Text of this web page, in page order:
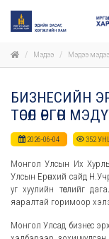
Мэдээ Мэдээ
БИЗНЕСИЙН
ТӨСӨЛ ӨРГӨН
2026-06-04 352
Монгол Улсын Их
Улсын Ерөнхий сайд
уг хуулийн төслийг
яаралтай горимоор
Монгол Улсад бизнес